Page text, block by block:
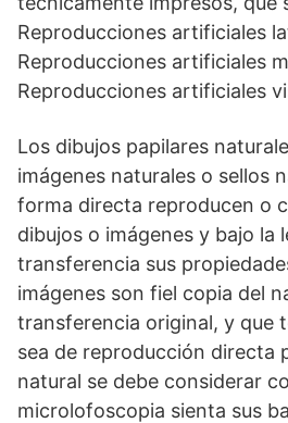
Reproducciones artificiales
Reproducciones artificiales
Reproducciones artificiales
Los dibujos papilares
imágenes naturales o sellos
forma directa reproducen o
dibujos o imágenes y bajo la
transferencia sus
imágenes son fiel copia del
transferencia original, y que
sea de reproducción directa
natural se debe considerar
microlofoscopia sienta sus